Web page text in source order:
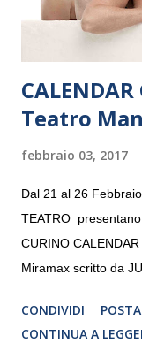
Teatro
febbraio 03, 2017
Dal 21 al 26
TEATRO presentano
CURINO
Miramax scritto da
CRISTINA PEZZOLI
CONDIVIDI
CONTINUA A